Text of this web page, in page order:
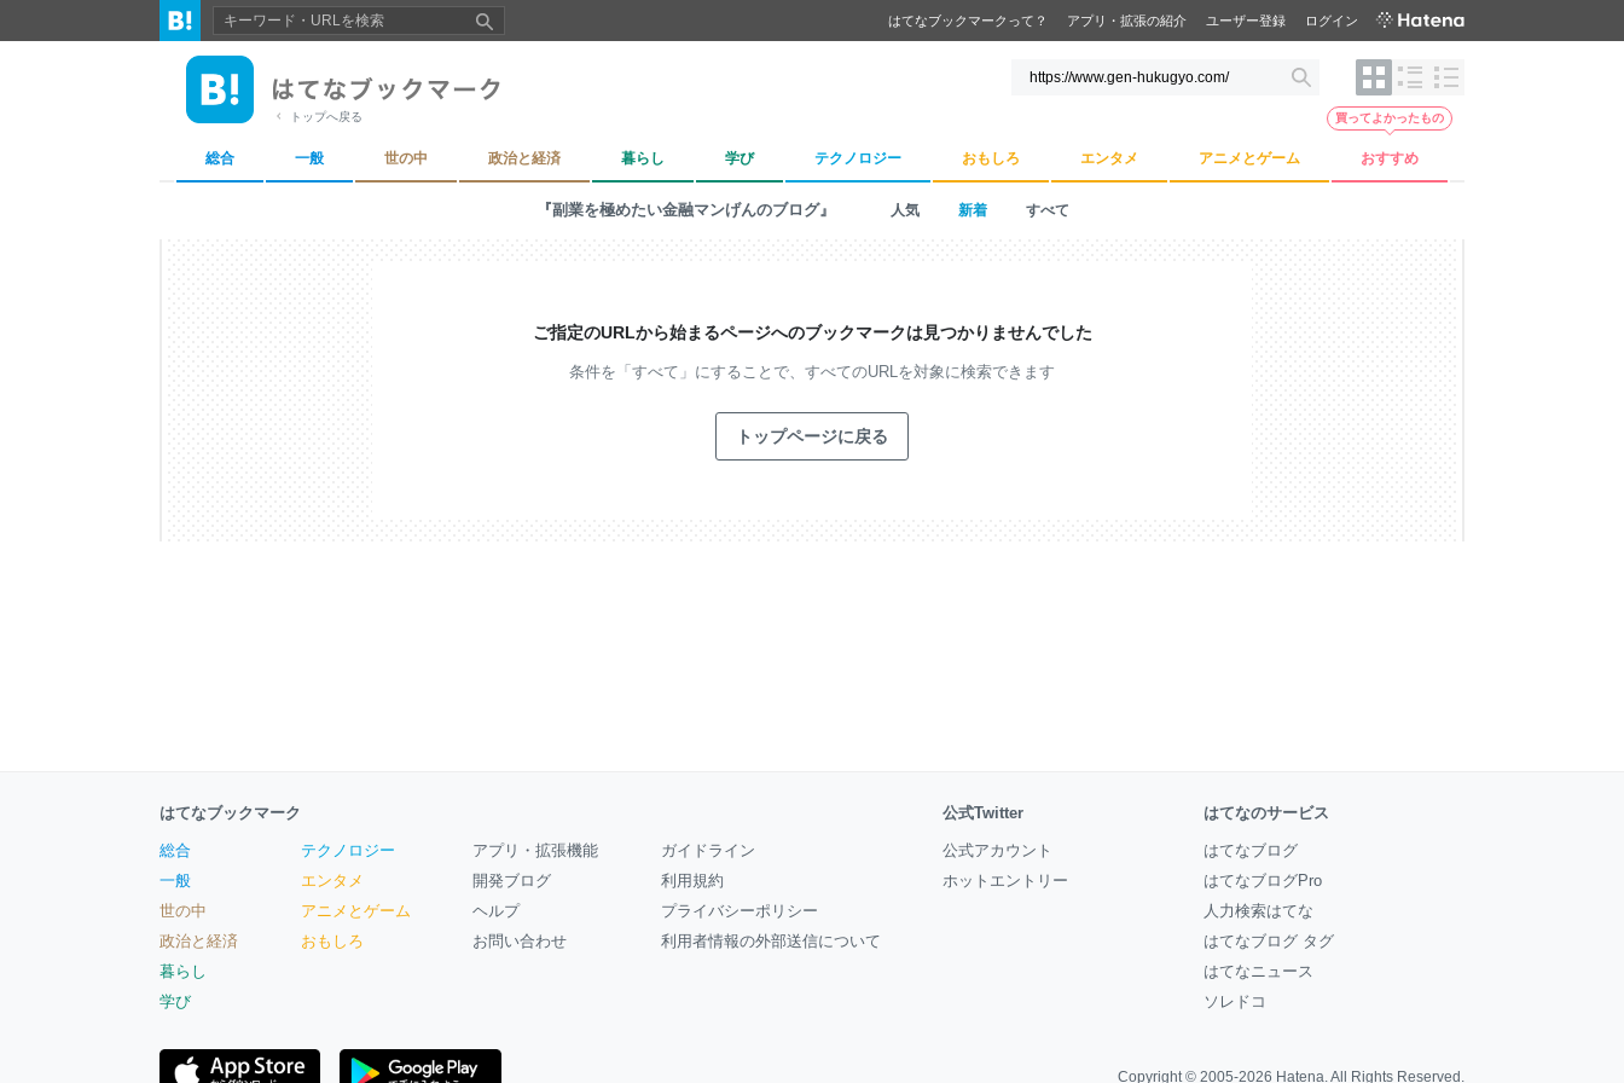
はてなブックマークって？ アプリ・拡張の紹介 ユーザー登録 ログイン
トップへ戻る
総合 一般 世の中 政治と経済 暮らし 学び テクノロジー おもしろ エンタメ アニメとゲーム おすすめ
買ってよかったもの
『副業を極めたい金融マンげんのブログ』 人気 新着 すべて
ご指定のURLから始まるページへのブックマークは見つかりませんでした
条件を「すべて」にすることで、 すべてのURLを対象に検索できます
トップページに戻る
はてなブックマーク
総合
一般
世の中
政治と経済
暮らし
学び
テクノロジー
エンタメ
アニメとゲーム
おもしろ
アプリ・拡張機能
開発ブログ
ヘルプ
お問い合わせ
ガイドライン
利用規約
プライバシーポリシー
利用者情報の外部送信について
公式Twitter
公式アカウント
ホットエントリー
はてなのサービス
はてなブログ
はてなブログPro
人力検索はてな
はてなブログ タグ
はてなニュース
ソレドコ
Copyright © 2005-2026 Hatena. All Rights Reserved.